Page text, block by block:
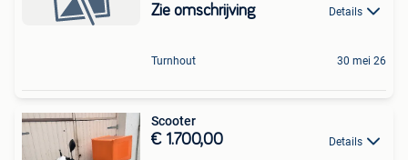
Zie omschrijving Details
Turnhout 30 mei 26
Scooter
€ 1.700,00 Details